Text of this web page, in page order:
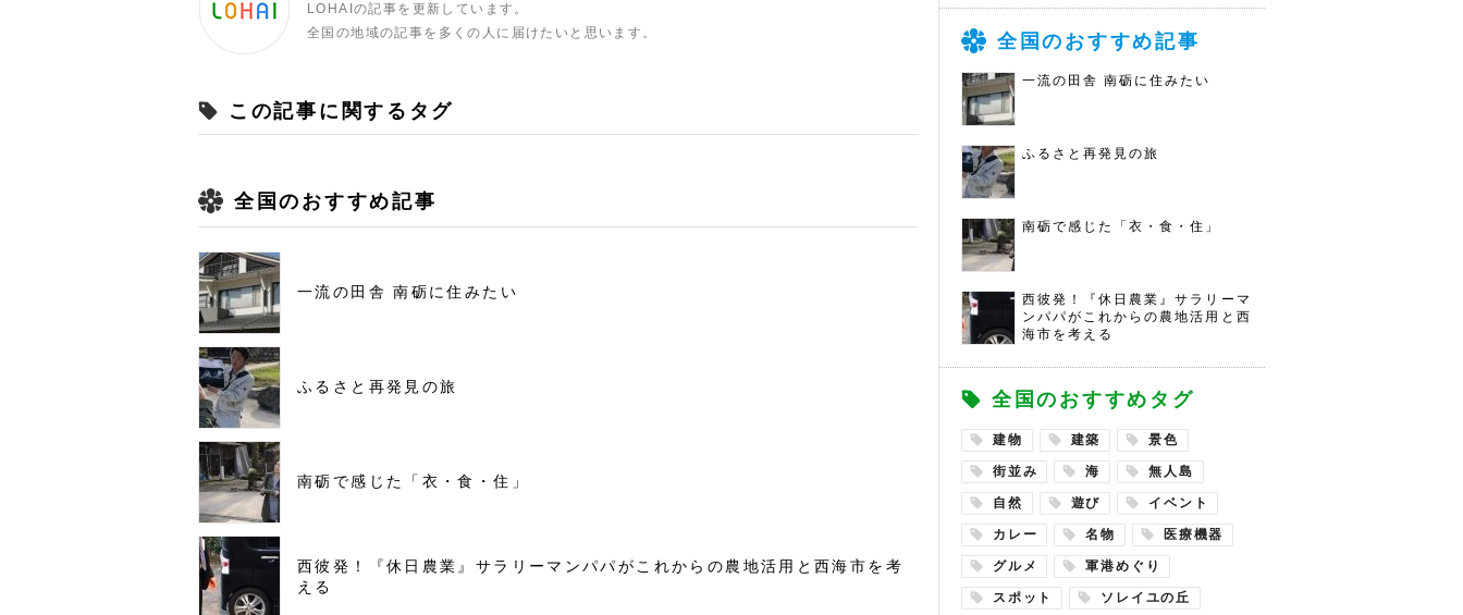
LOHAIの記事を更新しています。
全国の地域の記事を多くの人に届けたいと思います。
この記事に関するタグ
全国のおすすめ記事
一流の田舎 南砺に住みたい
ふるさと再発見の旅
南砺で感じた「衣・食・住」
西彼発！『休日農業』サラリーマンパパがこれからの農地活用と西海市を考
える
全国のおすすめ記事
一流の田舎 南砺に住みたい
ふるさと再発見の旅
南砺で感じた「衣・食・住」
西彼発！『休日農業』サラリーマ
ンパパがこれからの農地活用と西
海市を考える
全国のおすすめタグ
建物 建築 景色
街並み 海 無人島
自然 遊び イベント
カレー 名物 医療機器
グルメ 軍港めぐり
スポット ソレイユの丘